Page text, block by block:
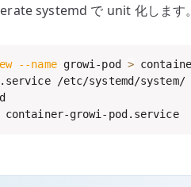
systemd で unit 化します。
--name growi-pod >
container-growi-pod.service /etc/systemd/system/
growi-pod.service